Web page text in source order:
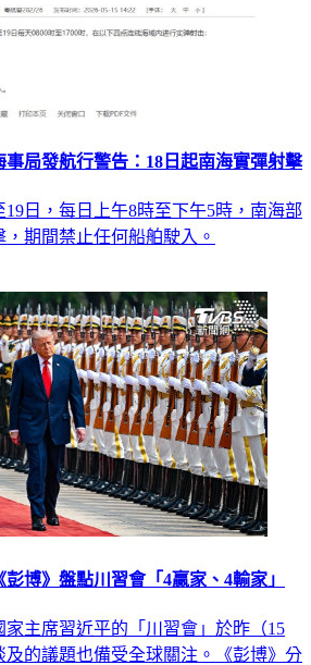
日，每日上午8時至下午5時，南海部
主席習近平的「川習會」於昨（15